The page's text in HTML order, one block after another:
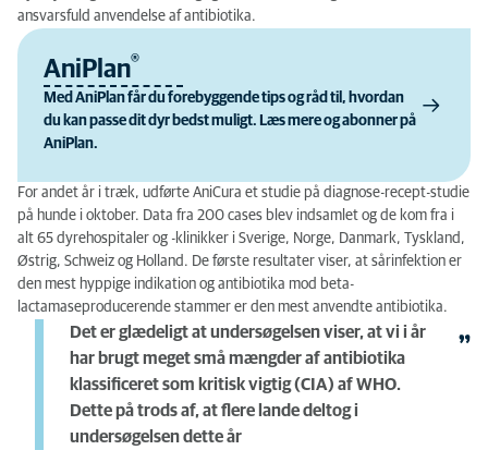
ansvarsfuld anvendelse af antibiotika.
AniPlan®
Med AniPlan får du forebyggende tips og råd til, hvordan
du kan passe dit dyr bedst muligt. Læs mere og abonner på
AniPlan.
For andet år i træk, udførte AniCura et studie på diagnose-recept-studie
på hunde i oktober. Data fra 200 cases blev indsamlet og de kom fra i
alt 65 dyrehospitaler og -klinikker i Sverige, Norge, Danmark, Tyskland,
Østrig, Schweiz og Holland. De første resultater viser, at sårinfektion er
den mest hyppige indikation og antibiotika mod beta-
lactamaseproducerende stammer er den mest anvendte antibiotika.
Det er glædeligt at undersøgelsen viser, at vi i år
har brugt meget små mængder af antibiotika
klassificeret som kritisk vigtig (CIA) af WHO.
Dette på trods af, at flere lande deltog i
undersøgelsen dette år